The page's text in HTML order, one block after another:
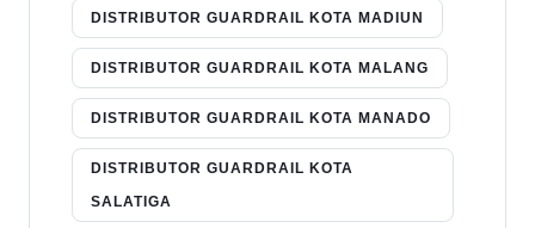
DISTRIBUTOR GUARDRAIL KOTA MADIUN
DISTRIBUTOR GUARDRAIL KOTA MALANG
DISTRIBUTOR GUARDRAIL KOTA MANADO
DISTRIBUTOR GUARDRAIL KOTA
SALATIGA